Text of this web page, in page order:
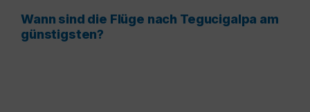
Wann sind die Flüge nach Tegucigalpa am
günstigsten?